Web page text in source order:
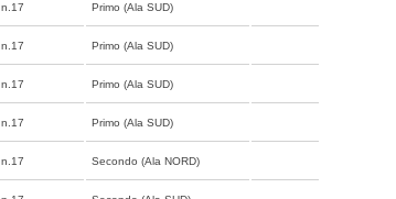
Primo (Ala SUD)
Primo (Ala SUD)
Primo (Ala SUD)
Primo (Ala SUD)
Secondo (Ala NORD)